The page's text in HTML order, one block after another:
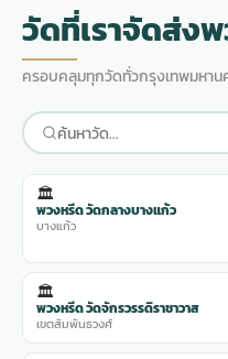
ที่สวยเท่ากันครับ
วัดที่เราจัดส่ง
ครอบคลุมทุกวัดทั่วกรุงเทพมหาน
🏛️
พวงหรีด วัดกลางบางแก้ว
บางแก้ว
🏛️
พวงหรีด วัดจักรวรรดิราชาวาส
เขตสัมพันธวงศ์